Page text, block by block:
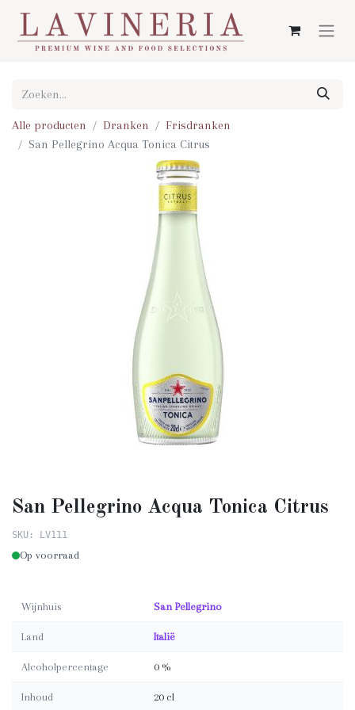
Alle producten Dranken
Frisdranken
San Pellegrino Acqua Tonica Citrus
San Pellegrino Acqua Tonica Citrus
SKU: LV111
Op voorraad
Wijnhuis San Pellegrino
Land Italië
Alcoholpercentage 0 %
Inhoud 20 cl